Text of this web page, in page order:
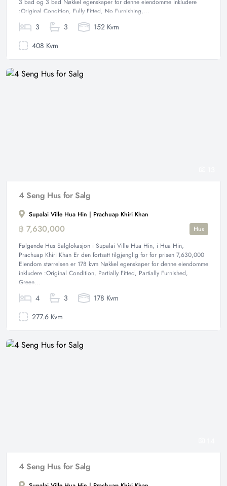
3 bad og 3 bad Nøkkel egenskaper for denne eiendomme inkludere
:Original Condition, Fully Fitted, No Furnishing,...
3 3
152 Kvm
408 Kvm
4 Seng Hus for Salg
Supalai Ville Hua Hin | Prachuap Khiri Khan
฿ 7,630,000
Hus
Følgende Hus Salglokasjon i Supalai Ville Hua Hin, i Hua Hin,
Prachuap Khiri Khan Er den fortsatt tilgjenglig for for prisen 7,630,000
Eiendom størrelsen er 178 kvm Nøkkel egenskaper for denne eiendomme
inkludere :Original Condition, Partially Fitted, Partially Furnished,
Green...
4 3
178 Kvm
277.6 Kvm
4 Seng Hus for Salg